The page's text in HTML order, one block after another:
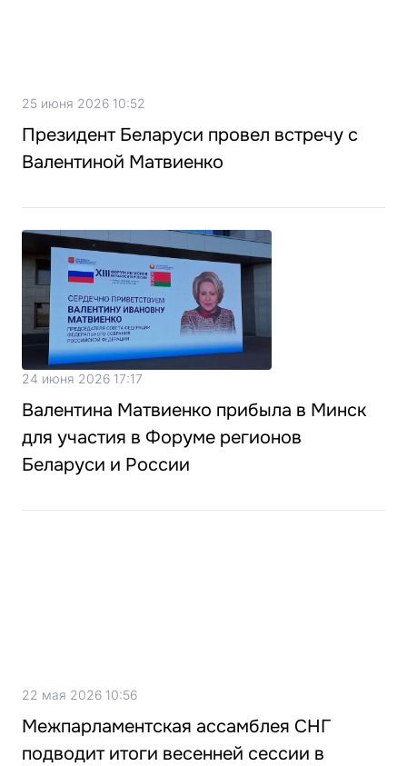
25 июня 2026 10:52
Президент Беларуси провел встречу с
Валентиной Матвиенко
24 июня 2026 17:17
Валентина Матвиенко прибыла в Минск
для участия в Форуме регионов
Беларуси и России
22 мая 2026 10:56
Межпарламентская ассамблея СНГ
подводит итоги весенней сессии в